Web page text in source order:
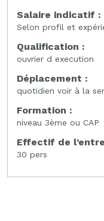
Salaire indicatif :
Selon profil et
Qualification :
ouvrier d execution
Déplacement :
quotidien voir à la
Formation :
niveau 3ème ou CAP
Effectif de
30 pers